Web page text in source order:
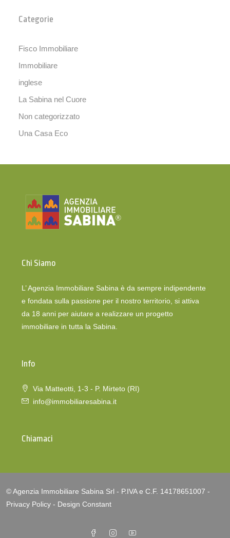
Categorie
Fisco Immobiliare
Immobiliare
inglese
La Sabina nel Cuore
Non categorizzato
Una Casa Eco
Chi Siamo
L’ Agenzia Immobiliare Sabina è da sempre indipendente
e fondata sulla passione per il nostro territorio, si attiva
da 18 anni per aiutare a realizzare un progetto
immobiliare in tutta la Sabina.
Info
Via Matteotti, 1-3 - P. Mirteto (RI)
info@immobiliaresabina.it
Chiamaci
© Agenzia Immobiliare Sabina Srl - P.IVA e C.F. 14178651007 -
Privacy Policy - Design Constant